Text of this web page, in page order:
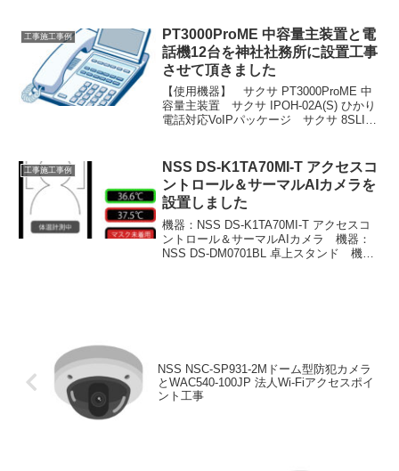
用 FML120...
工事施工事例
PT3000ProME 中容量主装置と電
話機12台を神社社務所に設置工事
させて頂きました
【使用機器】 サクサ PT3000ProME 中
容量主装置 サクサ IPOH-02A(S) ひかり
電話対応VoIPパッケージ サクサ 8SLI-
サ...
工事施工事例
NSS DS-K1TA70MI-T アクセスコ
ントロール＆サーマルAIカメラを
設置しました
機器：NSS DS-K1TA70MI-T アクセスコ
ントロール＆サーマルAIカメラ 機器：
NSS DS-DM0701BL 卓上スタンド 機
NSS NSC-SP931-2Mドーム型防犯カメラ
とWAC540-100JP 法人Wi-Fiアクセスポイ
ント工事